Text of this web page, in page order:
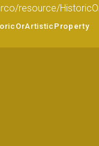
resource/